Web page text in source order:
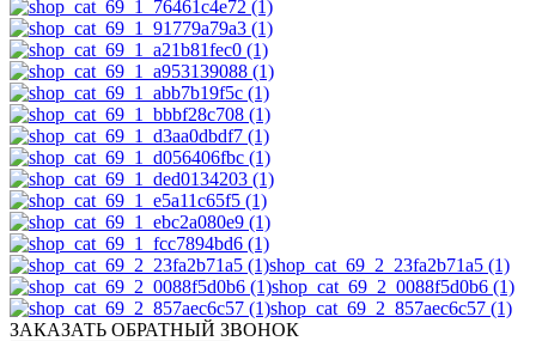
shop_cat_69_2_23fa2b71a5 (1)
shop_cat_69_2_0088f5d0b6 (1)
shop_cat_69_2_857aec6c57 (1)
ЗАКАЗАТЬ ОБРАТНЫЙ ЗВОНОК